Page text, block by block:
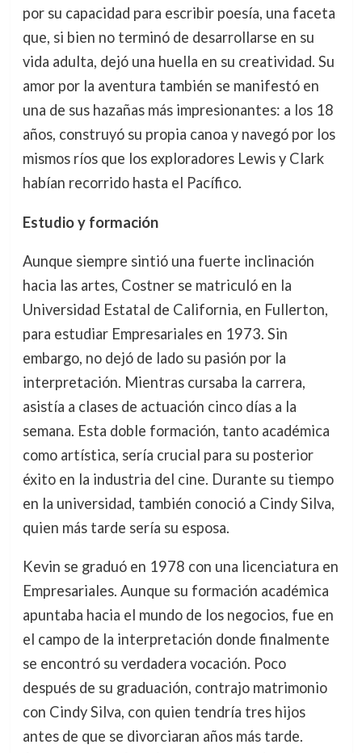
por su capacidad para escribir poesía, una faceta
que, si bien no terminó de desarrollarse en su
vida adulta, dejó una huella en su creatividad. Su
amor por la aventura también se manifestó en
una de sus hazañas más impresionantes: a los 18
años, construyó su propia canoa y navegó por los
mismos ríos que los exploradores Lewis y Clark
habían recorrido hasta el Pacífico.
Estudio y formación
Aunque siempre sintió una fuerte inclinación
hacia las artes, Costner se matriculó en la
Universidad Estatal de California, en Fullerton,
para estudiar Empresariales en 1973. Sin
embargo, no dejó de lado su pasión por la
interpretación. Mientras cursaba la carrera,
asistía a clases de actuación cinco días a la
semana. Esta doble formación, tanto académica
como artística, sería crucial para su posterior
éxito en la industria del cine. Durante su tiempo
en la universidad, también conoció a Cindy Silva,
quien más tarde sería su esposa.
Kevin se graduó en 1978 con una licenciatura en
Empresariales. Aunque su formación académica
apuntaba hacia el mundo de los negocios, fue en
el campo de la interpretación donde finalmente
se encontró su verdadera vocación. Poco
después de su graduación, contrajo matrimonio
con Cindy Silva, con quien tendría tres hijos
antes de que se divorciaran años más tarde.